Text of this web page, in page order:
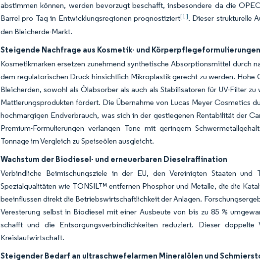
abstimmen können, werden bevorzugt beschafft, insbesondere da die
Barrel pro Tag in Entwicklungsregionen prognostiziert[1]. Dieser strukturelle
den Bleicherde-Markt.
Steigende Nachfrage aus Kosmetik- und Körperpflegeformulierungen
Kosmetikmarken ersetzen zunehmend synthetische Absorptionsmittel durch
dem regulatorischen Druck hinsichtlich Mikroplastik gerecht zu werden.
Bleicherden, sowohl als Ölabsorber als auch als Stabilisatoren für UV-Filter
Mattierungsprodukten fördert. Die Übernahme von Lucas Meyer Cosmetics
hochmargigen Endverbrauch, was sich in der gestiegenen Rentabilität der
Premium-Formulierungen verlangen Tone mit geringem
Tonnage im Vergleich zu Speiseölen ausgleicht.
Wachstum der Biodiesel- und erneuerbaren Dieselraffination
Verbindliche Beimischungsziele in der EU, den Vereinigten Staaten
Spezialqualitäten wie TONSIL™ entfernen Phosphor und Metalle, die die
beeinflussen direkt die Betriebswirtschaftlichkeit der Anlagen.
Veresterung selbst in Biodiesel mit einer Ausbeute von bis zu 85 %
schafft und die Entsorgungsverbindlichkeiten reduziert. Dieser
Kreislaufwirtschaft.
Steigender Bedarf an ultraschwefelarmen Mineralölen und